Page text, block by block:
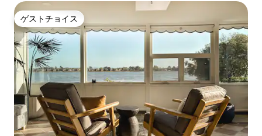
ゲストチョイス
ゲストチョイス